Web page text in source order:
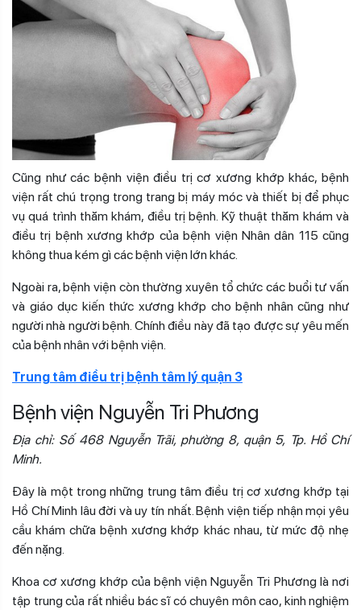
Cũng như các bệnh viện điều trị cơ xương khớp khác, bệnh
viện rất chú trọng trong trang bị máy móc và thiết bị để phục
vụ quá trình thăm khám, điều trị bệnh. Kỹ thuật thăm khám và
điều trị bệnh xương khớp của bệnh viện Nhân dân 115 cũng
không thua kém gì các bệnh viện lớn khác.
Ngoài ra, bệnh viện còn thường xuyên tổ chức các buổi tư vấn
và giáo dục kiến thức xương khớp cho bệnh nhân cũng như
người nhà người bệnh. Chính điều này đã tạo được sự yêu mến
của bệnh nhân với bệnh viện.
Trung tâm điều trị bệnh tâm lý quận 3
Bệnh viện Nguyễn Tri Phương
Địa chỉ: Số 468 Nguyễn Trãi, phường 8, quận 5, Tp. Hồ Chí
Minh.
Đây là một trong những trung tâm điều trị cơ xương khớp tại
Hồ Chí Minh lâu đời và uy tín nhất. Bệnh viện tiếp nhận mọi yêu
cầu khám chữa bệnh xương khớp khác nhau, từ mức độ nhẹ
đến nặng.
Khoa cơ xương khớp của bệnh viện Nguyễn Tri Phương là nơi
tập trung của rất nhiều bác sĩ có chuyên môn cao, kinh nghiệm